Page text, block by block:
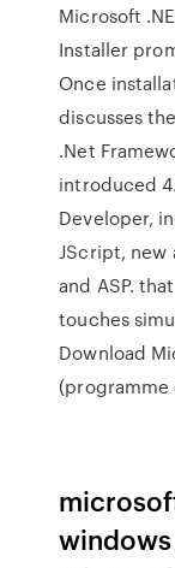
Microsoft
Installer
Once
discusses
.Net
introduced
Developer,
JScript, new
and ASP.
touches
Download
(programme